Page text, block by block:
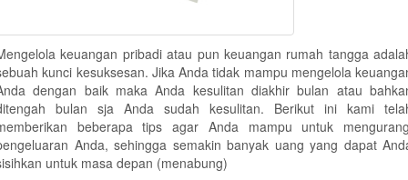
keuangan pribadi atau pun keuangan rumah tangga
kunci kesuksesan. Jika Anda tidak mampu mengelola
dengan baik maka Anda kesulitan diakhir bulan atau
bulan sja Anda sudah kesulitan. Berikut ini kami
beberapa tips agar Anda mampu untuk
Anda, sehingga semakin banyak uang yang dapat
untuk masa depan (menabung)